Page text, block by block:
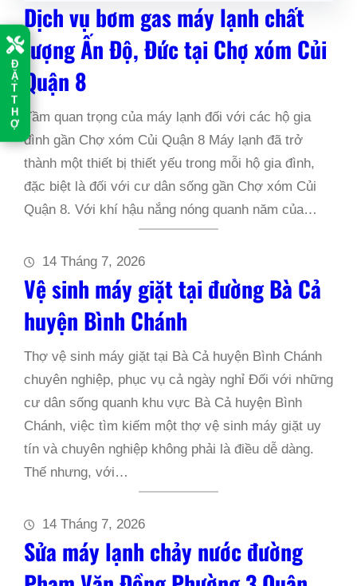
Đ
Ặ
T
T
H
Ợ
Dịch vụ bơm gas máy lạnh chất
lượng Ấn Độ, Đức tại Chợ xóm Củi
Quận 8
Tầm quan trọng của máy lạnh đối với các hộ gia
đình gần Chợ xóm Củi Quận 8 Máy lạnh đã trở
thành một thiết bị thiết yếu trong mỗi hộ gia đình,
đặc biệt là đối với cư dân sống gần Chợ xóm Củi
Quận 8. Với khí hậu nắng nóng quanh năm của…
14 Tháng 7, 2026
Vệ sinh máy giặt tại đường Bà Cả
huyện Bình Chánh
Thợ vệ sinh máy giặt tại Bà Cả huyện Bình Chánh
chuyên nghiệp, phục vụ cả ngày nghỉ Đối với những
cư dân sống quanh khu vực Bà Cả huyện Bình
Chánh, việc tìm kiếm một thợ vệ sinh máy giặt uy
tín và chuyên nghiệp không phải là điều dễ dàng.
Thế nhưng, với…
14 Tháng 7, 2026
Sửa máy lạnh chảy nước đường